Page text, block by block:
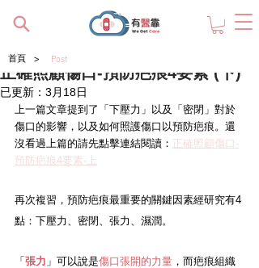
正確照顧傷口-預防疤痕4要素 (下)
已更新： 3月18日
上一篇文章提到了「下壓力」以及「密閉」對於
傷口的影響，以及如何照護傷口以預防疤痕。還
沒看過上篇的請先點擊連結閱讀： 正確照顧傷口-
預防疤痕4要素-上
再次複習，預防疤痕最重要的關鍵因素經研究有4
點：下壓力、密閉、張力、濕潤。
「 張力 」可以說是傷口張開的力量 ，而疤痕組織
首頁 > Post